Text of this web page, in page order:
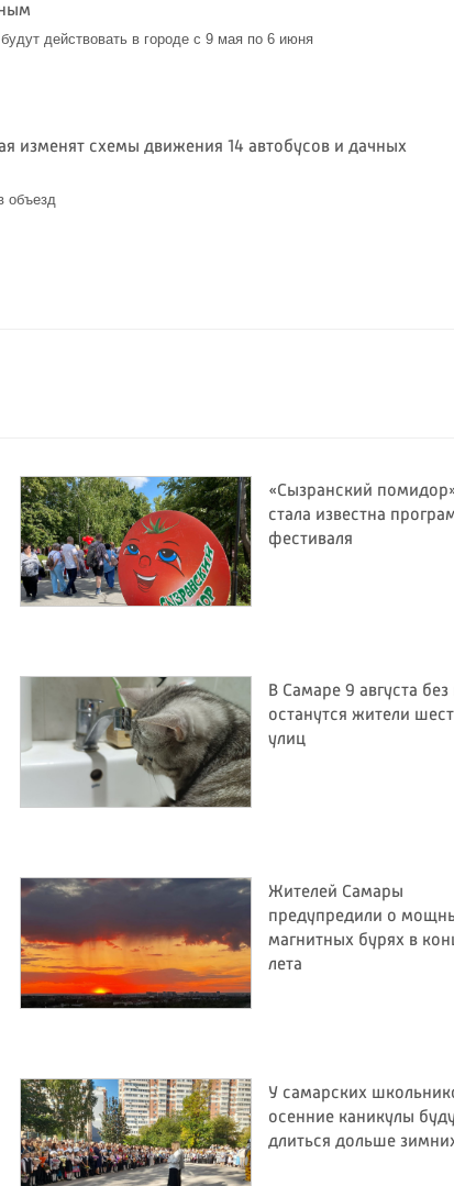
действовать в городе с 9 мая по 6 июня
изменят схемы движения 14 автобусов и дачных
объезд
«Сызранский
стала известна
фестиваля
В Самаре 9 августа
останутся жители
улиц
Жителей Самары
предупредили о
магнитных бурях в
лета
У самарских
осенние каникулы
длиться дольше